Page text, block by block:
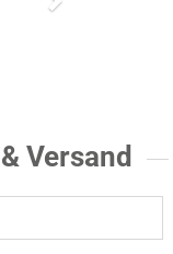
Versand